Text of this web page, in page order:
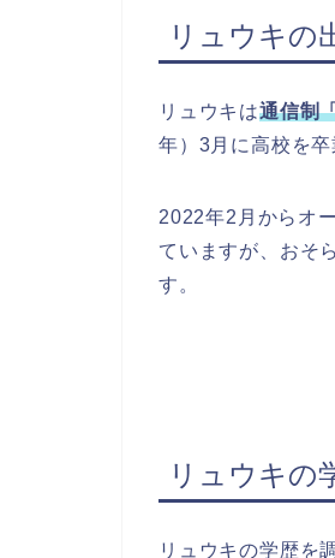
リュウキの
リュウキは通信制
年）3月に高校を卒
2022年2月からオ
ていますが、おそ
す。
リュウキの
リュウキの学歴を